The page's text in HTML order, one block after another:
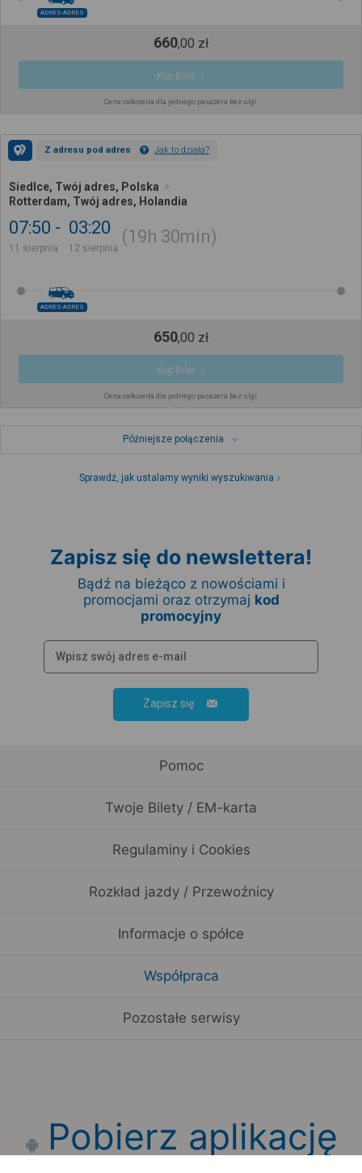
ADRES-ADRES
660,00 zł
Kup Bilet
Cena całkowita dla jednego pasażera bez ulgi
Z adresu pod adres Jak to działa?
Siedlce, Twój adres, Polska
Rotterdam, Twój adres, Holandia
07:50
11 sierpnia
03:20
12 sierpnia
19h 30min
ADRES-ADRES
650,00 zł
Kup Bilet
Cena całkowita dla jednego pasażera bez ulgi
Późniejsze połączenia
Sprawdź, jak ustalamy wyniki wyszukiwania
Zapisz się do newslettera!
Bądź na bieżąco z nowościami i
promocjami oraz otrzymaj kod
promocyjny
Zapisz się
Pomoc
Twoje Bilety / EM-karta
Regulaminy i Cookies
Rozkład jazdy / Przewoźnicy
Informacje o spółce
Współpraca
Pozostałe serwisy
Pobierz aplikację